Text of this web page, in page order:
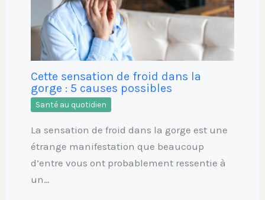
Cette sensation de froid dans la
gorge : 5 causes possibles
Santé au quotidien
La sensation de froid dans la gorge est une
étrange manifestation que beaucoup
d’entre vous ont probablement ressentie à
un…